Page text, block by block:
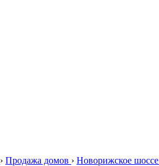
› Продажа домов › Новорижское шоссе